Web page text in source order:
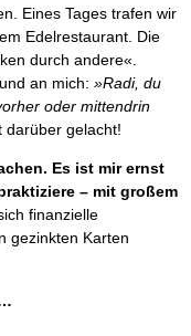
Eines Tages trafen wir
Edelrestaurant. Die
durch andere«.
an mich: »Radi, du
oder mittendrin
gelacht!
Es ist mir ernst
– mit großem
finanzielle
gezinkten Karten